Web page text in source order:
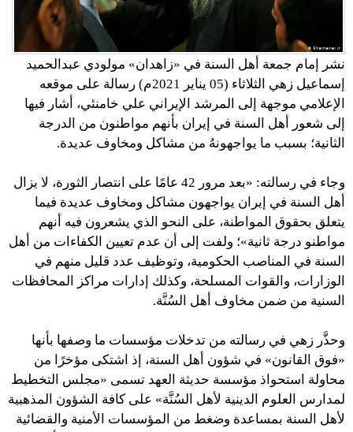
نشر إمام جمعة أهل السنة في «زاهدان» مولودي عبدالحميد
إسماعيل زهي الثلاثاء (05 يناير 2021م) رسالة على موقعه
الإعلامي موجهة إلى المرشد الإيراني علي خامنئي، أشار فيها
إلى شعور أهل السنة في إيران بأنهم مواطنون من الدرجة
الثانية؛ بسبب ما يواجهونهُ من مشاكل ومخاوف عديدة.
وجاء في رسالته: «بعد مرور 42 عامًا على انتصار الثورة، لا يزال
أهل السنة في إيران يواجهون مشاكل ومخاوف عديدة فيما
يتعلق بحقوق المواطنة، على النحو الذي يشعرون فيه أنهم
مواطنو درجة ثانية»؛ ولفت إلى أن عدم تعيين الكفاءات من أهل
السنة في المناصب الحكومية، وتوظيف عدد قليل منهم في
الوزارات، والقوات المسلحة، وكذلك إدارات مراكز المحافظات
السنية من ضمن مخاوف أهل السُنَّة.
وحذَّر زهي في رسالته من تدخلات مؤسسات ما وصفها بأنها
«فوق القانون» في شؤون أهل السنة، إذ اشتكى مؤخرًا من
محاولة استحواذ مؤسسة حديثة العهد تسمى «مجلس التخطيط
لمدارس العلوم الدينية لأهل السُنَّة» على كافة الشؤون المذهبية
لأهل السنة بمساعدة وضغط من المؤسسات الأمنية والقضائية